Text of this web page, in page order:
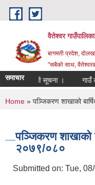
Skip to main content
वैतेश्वर गाउँपालिका
बागमती प्रदेश,
"सबैको साथ,
समाचार
सम्बन्धी सूचना । गाउँ
You are here
Home » पञ्जिकरण शाखाको
पञ्जिकरण शाखाको
२०७९/०८०
Submitted on: Tue,